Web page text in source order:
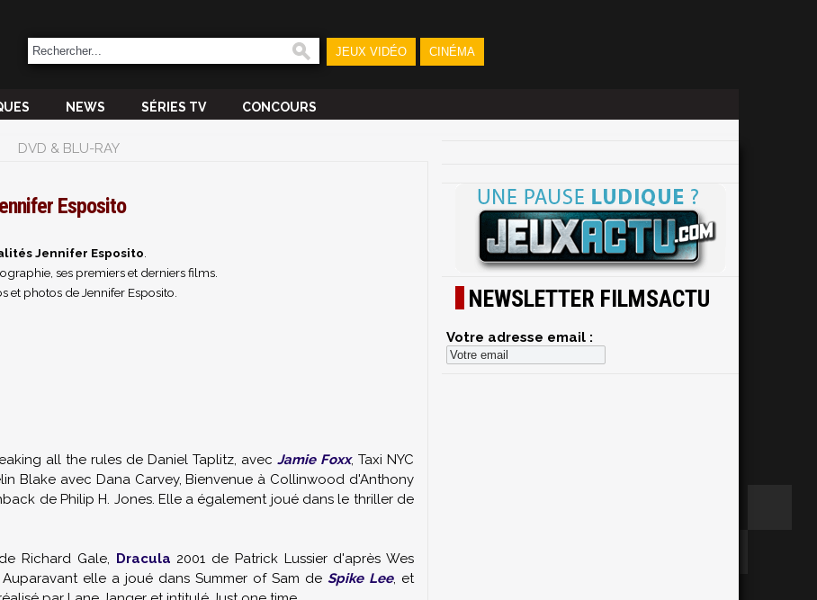
JEUX VIDÉO CINÉMA
NEWS SÉRIES TV CONCOURS
DVD & BLU-RAY
Esposito
Jennifer Esposito
ses premiers et derniers films.
et photos de Jennifer Esposito.
all the rules de Daniel Taplitz, avec Jamie Foxx, Taxi NYC
Blake avec Dana Carvey, Bienvenue à Collinwood d'Anthony
de Philip H. Jones. Elle a également joué dans le thriller de
Richard Gale, Dracula 2001 de Patrick Lussier d'après Wes
elle a joué dans Summer of Sam de Spike Lee, et
NEWSLETTER FILMSACTU
Votre adresse email :